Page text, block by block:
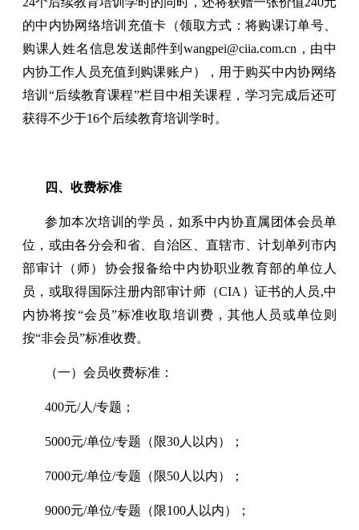
的中内协网络培训充值卡（领取方式：将购课订单号、
购课人姓名信息发送邮件到wangpei@ciia.com.cn，由中
内协工作人员充值到购课账户），用于购买中内协网络
培训“后续教育课程”栏目中相关课程，学习完成后还可
获得不少于16个后续教育培训学时。
四、收费标准
参加本次培训的学员，如系中内协直属团体会员单
位，或由各分会和省、自治区、直辖市、计划单列市内
部审计（师）协会报备给中内协职业教育部的单位人
员，或取得国际注册内部审计师（CIA）证书的人员,中
内协将按“会员”标准收取培训费，其他人员或单位则
按“非会员”标准收费。
（一）会员收费标准：
400元/人/专题；
5000元/单位/专题（限30人以内）；
7000元/单位/专题（限50人以内）；
9000元/单位/专题（限100人以内）；